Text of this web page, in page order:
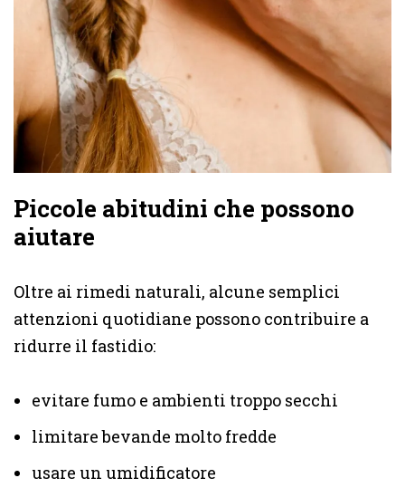
Piccole abitudini che possono
aiutare
Oltre ai rimedi naturali, alcune semplici
attenzioni quotidiane possono contribuire a
ridurre il fastidio:
evitare fumo e ambienti troppo secchi
limitare bevande molto fredde
usare un umidificatore